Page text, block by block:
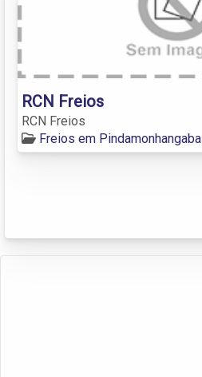
RCN Freios
RCN Freios
Freios em Pindamonhangaba